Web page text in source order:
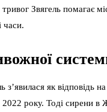
Звягель помагає
часи.
з’явилася як відповідь
року. Тоді сирени в